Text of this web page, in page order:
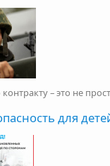
– это не
для